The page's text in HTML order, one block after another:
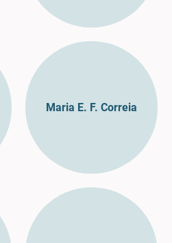
Maria E. F. Correia